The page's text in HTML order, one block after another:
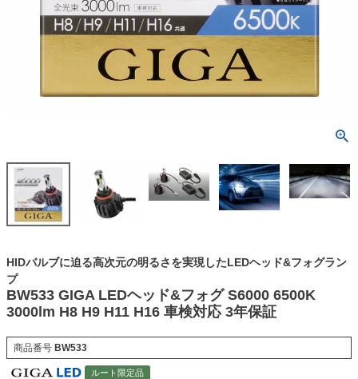
HIDバルブに迫る高次元の明るさを実現したLEDヘッド&フォグラン
プ
BW533 GIGA LEDヘッド&フォグ S6000 6500K
3000lm H8 H9 H11 H16 車検対応 3年保証
商品番号 BW533
ルート限定品